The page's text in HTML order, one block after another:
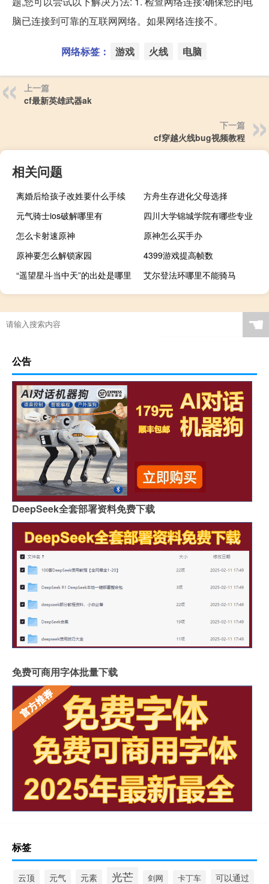
脑已连接到可靠的互联网网络。如果网络连接不。
网络标签： 游戏 火线 电脑
上一篇
cf最新英雄武器ak
下一篇
cf穿越火线bug视频教程
相关问题
离婚后给孩子改姓要什么手续
方舟生存进化父母选择
元气骑士ios破解哪里有
四川大学锦城学院有哪些专业
怎么卡射速原神
原神怎么买手办
原神要怎么解锁家园
4399游戏提高帧数
“遥望星斗当中天”的出处是哪里
艾尔登法环哪里不能骑马
☚
公告
DeepSeek全套部署资料免费下载
免费可商用字体批量下载
标签
云顶 元气 元素 光芒 剑网 卡丁车 可以通过